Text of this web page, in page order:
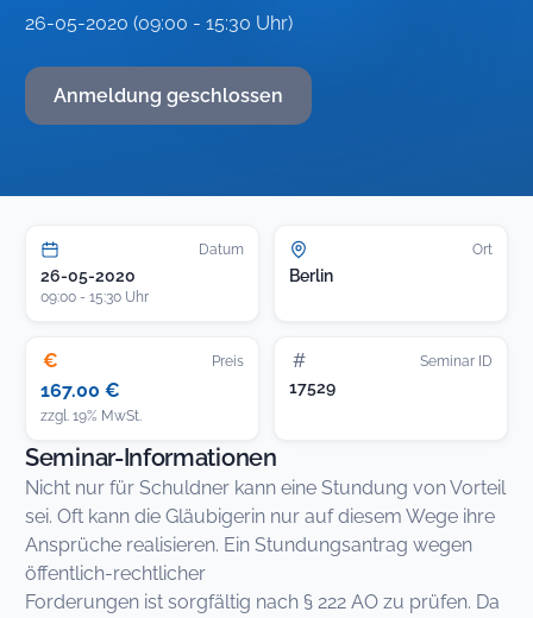
26-05-2020 (09:00 - 15:30 Uhr)
Anmeldung geschlossen
Datum
26-05-2020
09:00 - 15:30 Uhr
Ort
Berlin
€ Preis
167.00 €
zzgl. 19% MwSt.
# Seminar ID
17529
Seminar-Informationen
Nicht nur für Schuldner kann eine Stundung von Vorteil
sei. Oft kann die Gläubigerin nur auf diesem Wege ihre
Ansprüche realisieren. Ein Stundungsantrag wegen
öffentlich-rechtlicher
Forderungen ist sorgfältig nach § 222 AO zu prüfen. Da